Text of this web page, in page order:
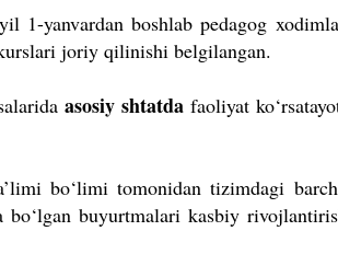
1-yanvardan boshlab pedagog
joriy qilinishi belgilangan.
asosiy shtatda faoliyat
bo‘limi tomonidan tizimdagi
buyurtmalari kasbiy